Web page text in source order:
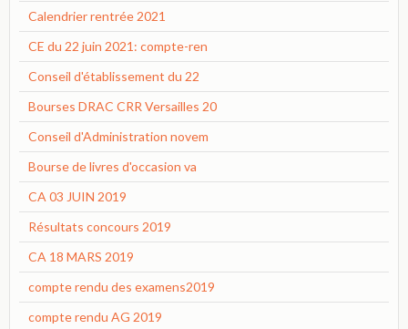
Calendrier rentrée 2021
CE du 22 juin 2021: compte-ren
Conseil d'établissement du 22
Bourses DRAC CRR Versailles 20
Conseil d'Administration novem
Bourse de livres d'occasion va
CA 03 JUIN 2019
Résultats concours 2019
CA 18 MARS 2019
compte rendu des examens2019
compte rendu AG 2019